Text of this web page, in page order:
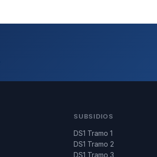
SUBSIDIOS
DS1 Tramo 1
DS1 Tramo 2
DS1 Tramo 3